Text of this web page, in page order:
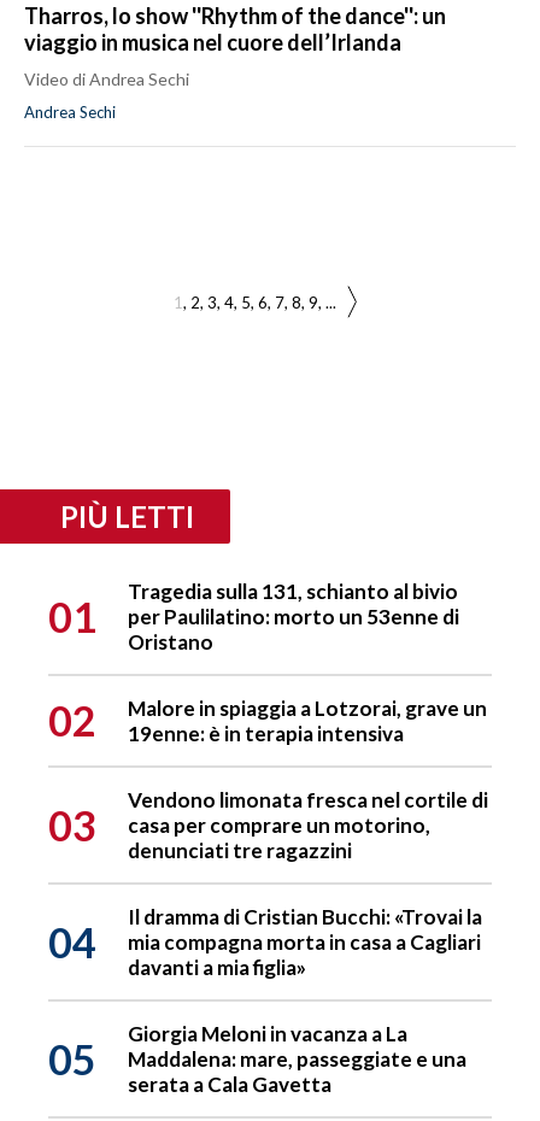
Tharros, lo show ''Rhythm of the dance'': un
viaggio in musica nel cuore dell’Irlanda
Video di Andrea Sechi
Andrea Sechi
1 2 3 4 5 6 7 8 9 ...
PIÙ LETTI
01
Tragedia sulla 131, schianto al bivio
per Paulilatino: morto un 53enne di
Oristano
02
Malore in spiaggia a Lotzorai, grave un
19enne: è in terapia intensiva
03
Vendono limonata fresca nel cortile di
casa per comprare un motorino,
denunciati tre ragazzini
04
Il dramma di Cristian Bucchi: «Trovai la
mia compagna morta in casa a Cagliari
davanti a mia figlia»
05
Giorgia Meloni in vacanza a La
Maddalena: mare, passeggiate e una
serata a Cala Gavetta